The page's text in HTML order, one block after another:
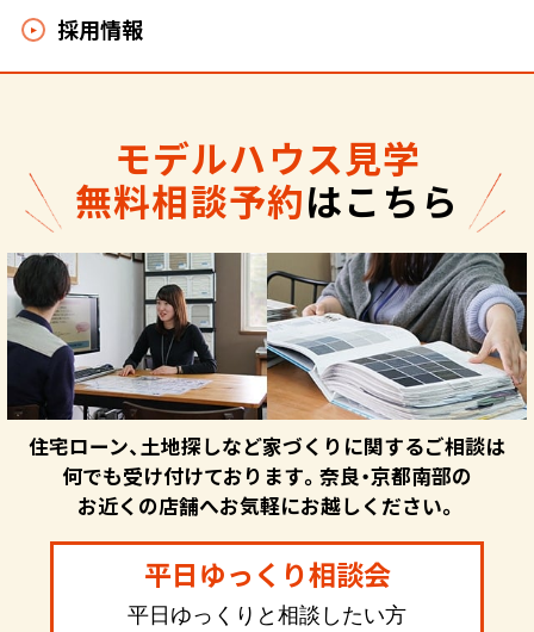
採用情報
モデルハウス見学
無料相談予約はこちら
住宅ローン、土地探しなど家づくりに関するご相談は
何でも受け付けております。奈良・京都南部の
お近くの店舗へお気軽にお越しください。
平日ゆっくり相談会
平日ゆっくりと相談したい方